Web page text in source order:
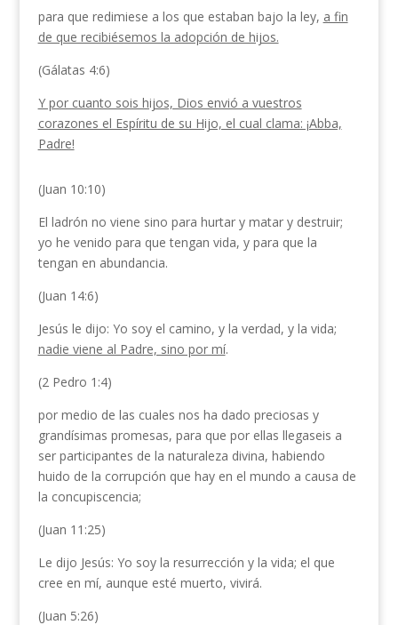
para que redimiese a los que estaban bajo la ley, a fin
de que recibiésemos la adopción de hijos.
(Gálatas 4:6)
Y por cuanto sois hijos, Dios envió a vuestros
corazones el Espíritu de su Hijo, el cual clama: ¡Abba,
Padre!
(Juan 10:10)
El ladrón no viene sino para hurtar y matar y destruir;
yo he venido para que tengan vida, y para que la
tengan en abundancia.
(Juan 14:6)
Jesús le dijo: Yo soy el camino, y la verdad, y la vida;
nadie viene al Padre, sino por mí.
(2 Pedro 1:4)
por medio de las cuales nos ha dado preciosas y
grandísimas promesas, para que por ellas llegaseis a
ser participantes de la naturaleza divina, habiendo
huido de la corrupción que hay en el mundo a causa de
la concupiscencia;
(Juan 11:25)
Le dijo Jesús: Yo soy la resurrección y la vida; el que
cree en mí, aunque esté muerto, vivirá.
(Juan 5:26)